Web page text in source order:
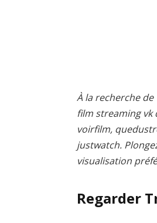
À la recherche de
film streaming vk
voirfilm,
justwatch.
visualisation
Regarder